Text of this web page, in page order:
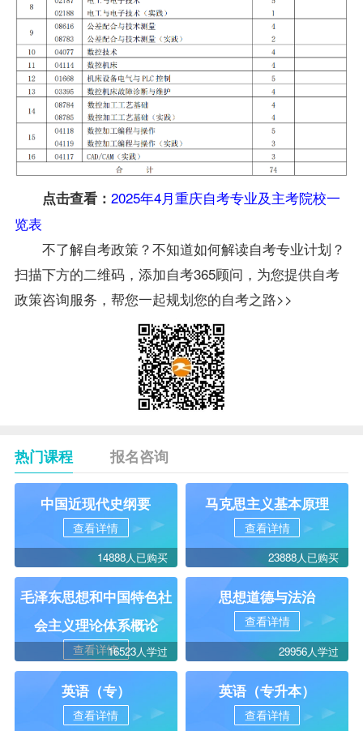
点击查看： 2025年4月重庆自考专业及主考院校一
览表
不了解自考政策？不知道如何解读自考专业计划？
扫描下方的二维码，添加自考365顾问，为您提供自考
政策咨询服务，帮您一起规划您的自考之路>>
热门课程 报名咨询
中国近现代史纲要
查看详情
14888人已购买
马克思主义基本原理
查看详情
23888人已购买
毛泽东思想和中国特色社
会主义理论体系概论
查看详情16523人学过
思想道德与法治
查看详情
29956人学过
英语（专）
查看详情
英语（专升本）
查看详情